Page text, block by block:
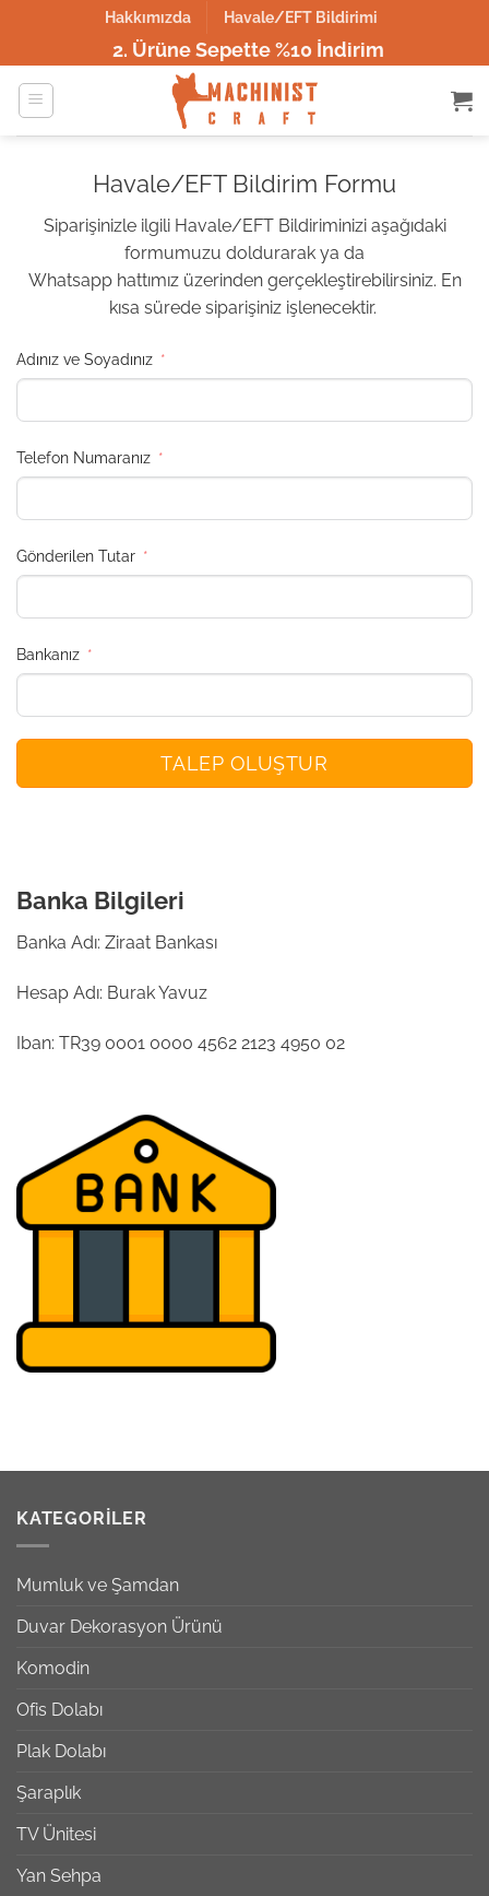
Hakkımızda Havale/EFT Bildirimi
2. Ürüne Sepette %10 İndirim
Havale/EFT Bildirim Formu
Siparişinizle ilgili Havale/EFT Bildiriminizi aşağıdaki
formumuzu doldurarak ya da
Whatsapp hattımız üzerinden gerçekleştirebilirsiniz. En
kısa sürede siparişiniz işlenecektir.
Adınız ve Soyadınız
Telefon Numaranız
Gönderilen Tutar
Bankanız
TALEP OLUŞTUR
Banka Bilgileri
Banka Adı: Ziraat Bankası
Hesap Adı: Burak Yavuz
Iban: TR39 0001 0000 4562 2123 4950 02
KATEGORILER
Mumluk ve Şamdan
Duvar Dekorasyon Ürünü
Komodin
Ofis Dolabı
Plak Dolabı
Şaraplık
TV Ünitesi
Yan Sehpa